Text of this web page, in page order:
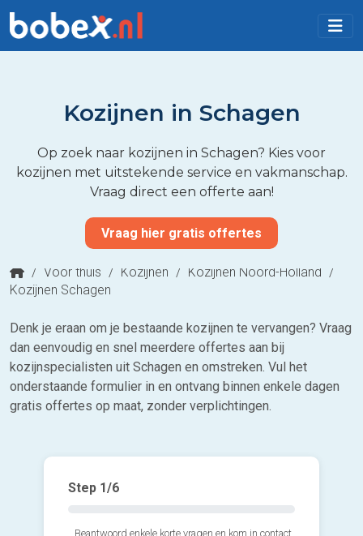
Kozijnen in Schagen
Op zoek naar kozijnen in Schagen? Kies voor
kozijnen met uitstekende service en vakmanschap.
Vraag direct een offerte aan!
Vraag hier gratis offertes
/ Voor thuis / Kozijnen / Kozijnen Noord-Holland /
Kozijnen Schagen
Denk je eraan om je bestaande kozijnen te vervangen? Vraag
dan eenvoudig en snel meerdere offertes aan bij
kozijnspecialisten uit Schagen en omstreken. Vul het
onderstaande formulier in en ontvang binnen enkele dagen
gratis offertes op maat, zonder verplichtingen.
Step 1/6
Beantwoord enkele korte vragen en kom in contact